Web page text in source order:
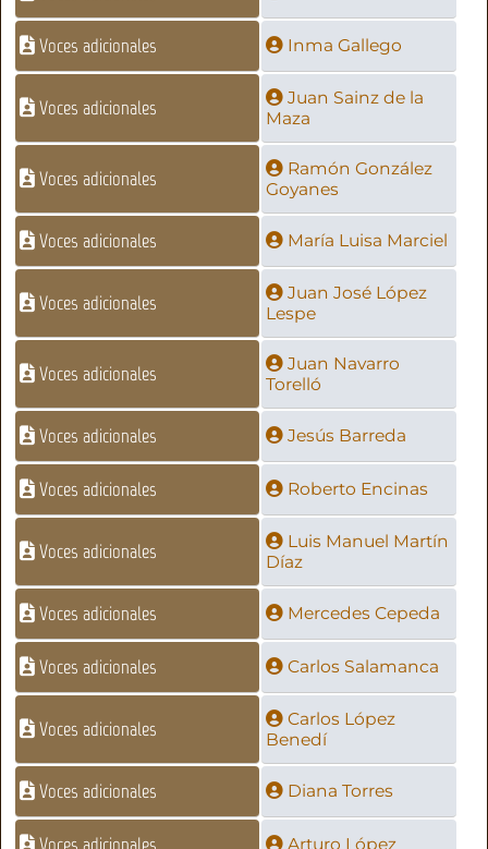
Voces adicionales Inma Gallego
Voces adicionales
Juan Sainz de la
Maza
Voces adicionales
Ramón González
Goyanes
Voces adicionales María Luisa Marciel
Voces adicionales
Juan José López
Lespe
Voces adicionales
Juan Navarro
Torelló
Voces adicionales Jesús Barreda
Voces adicionales Roberto Encinas
Voces adicionales
Luis Manuel Martín
Díaz
Voces adicionales Mercedes Cepeda
Voces adicionales Carlos Salamanca
Voces adicionales
Carlos López
Benedí
Voces adicionales Diana Torres
Arturo López